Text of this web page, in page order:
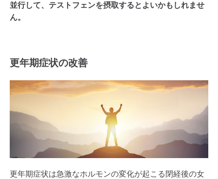
並行して、テストフェンを摂取するとよいかもしれませ
ん。
更年期症状の改善
更年期症状は急激なホルモンの変化が起こる閉経後の女